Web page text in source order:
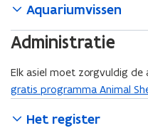
Aquariumvissen
Administratie
Elk asiel moet zorgvuldig
gratis programma Animal
Het register